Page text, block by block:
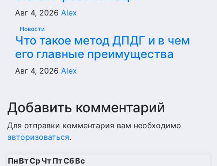
Авг 4, 2026 Alex
Новости
Что такое метод ДПДГ и в чем
его главные преимущества
Авг 4, 2026 Alex
Добавить комментарий
Для отправки комментария вам необходимо
авторизоваться.
ПнВтСрЧтПтСбВс